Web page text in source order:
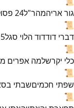
גור אריהמהר"ל24
📜
דברי דודדוד הלוי סגל5
📜
כלי יקרשלמה אפרים
📜
שפתי חכמיםשבתי בס
📜